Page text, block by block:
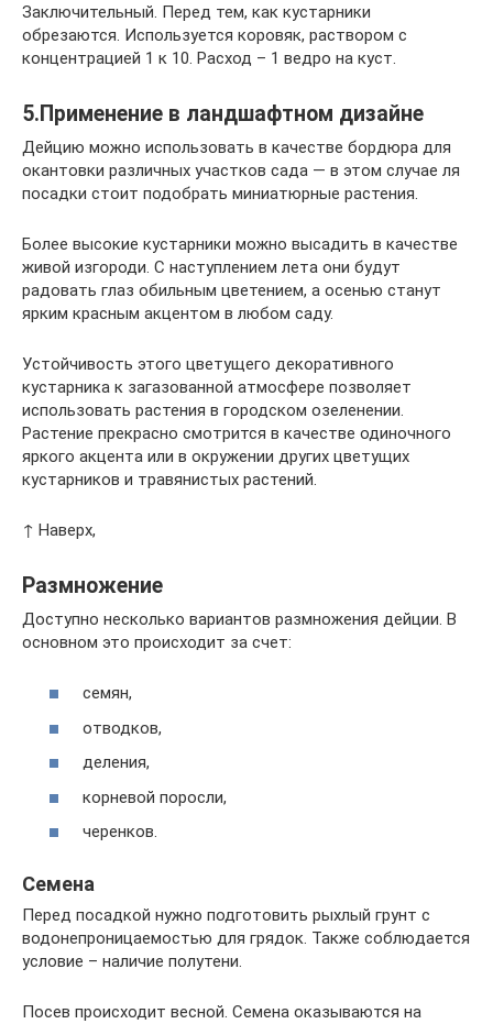
Заключительный. Перед тем, как кустарники
обрезаются. Используется коровяк, раствором с
концентрацией 1 к 10. Расход – 1 ведро на куст.
5.Применение в ландшафтном дизайне
Дейцию можно использовать в качестве бордюра для
окантовки различных участков сада — в этом случае ля
посадки стоит подобрать миниатюрные растения.
Более высокие кустарники можно высадить в качестве
живой изгороди. С наступлением лета они будут
радовать глаз обильным цветением, а осенью станут
ярким красным акцентом в любом саду.
Устойчивость этого цветущего декоративного
кустарника к загазованной атмосфере позволяет
использовать растения в городском озеленении.
Растение прекрасно смотрится в качестве одиночного
яркого акцента или в окружении других цветущих
кустарников и травянистых растений.
↑ Наверх,
Размножение
Доступно несколько вариантов размножения дейции. В
основном это происходит за счет:
семян,
отводков,
деления,
корневой поросли,
черенков.
Семена
Перед посадкой нужно подготовить рыхлый грунт с
водонепроницаемостью для грядок. Также соблюдается
условие – наличие полутени.
Посев происходит весной. Семена оказываются на